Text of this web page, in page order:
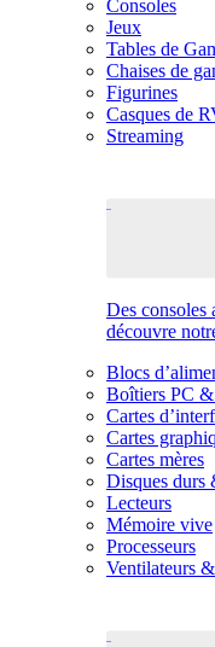
Consoles
Jeux
Tables de
Chaises de
Figurines
Casques de
Streaming
Des consoles
découvre
Blocs
Boîtiers PC &
Cartes
Cartes
Cartes mères
Disques durs
Lecteurs
Mémoire vive
Processeurs
Ventilateurs